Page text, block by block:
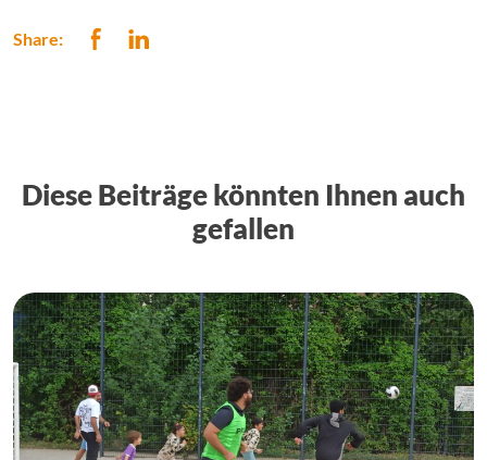
Share:
Diese Beiträge könnten Ihnen auch
gefallen